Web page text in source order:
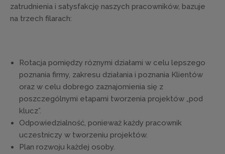
zatrudnienia i satysfakcję naszych pracowników, bazuje
na trzech filarach:
Rotacja pomiędzy róznymi działami w celu lepszego
poznania firmy, zakresu działania i poznania Klientów
oraz w celu dobrego zaznajomienia się z
poszczególnymi etapami tworzenia projektów „pod
klucz”.
Odpowiedzialność, ponieważ każdy pracownik
uczestniczy w tworzeniu projektów.
Plan rozwoju każdej osoby.